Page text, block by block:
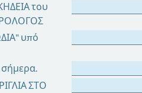
του
υπό
ΣΤΟ